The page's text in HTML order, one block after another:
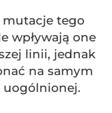
mutacje tego
wpływają one
linii, jednak
na samym
uogólnionej.